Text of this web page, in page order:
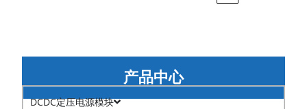
产品中心
DCDC定压电源模块